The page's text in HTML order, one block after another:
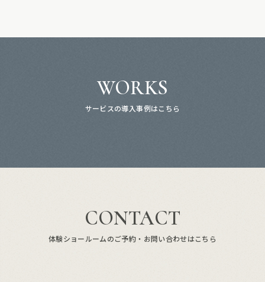
WORKS
サービスの導入事例はこちら
CONTACT
体験ショールームのご予約・お問い合わせはこちら